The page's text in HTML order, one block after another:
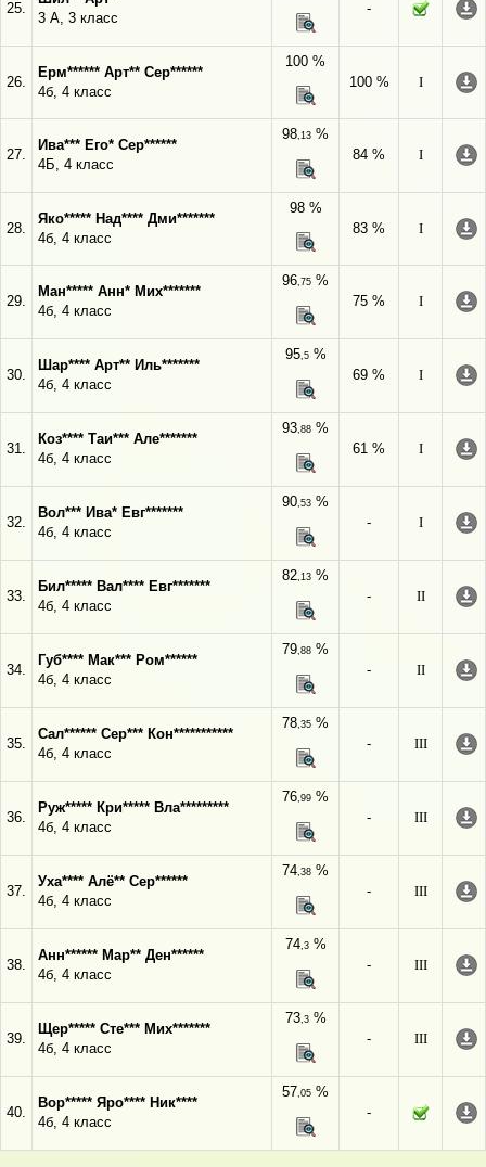
25.
3 А, 3 класс
-
26.
Ерм****** Арт** Сер******
4б, 4 класс
100 %
100 %
I
27.
Ива*** Его* Сер******
4Б, 4 класс
98,13 %
84 %
I
28.
Яко***** Над**** Дми*******
4б, 4 класс
98 %
83 %
I
29.
Ман***** Анн* Мих*******
4б, 4 класс
96,75 %
75 %
I
30.
Шар**** Арт** Иль*******
4б, 4 класс
95,5%
69 %
I
31.
Коз**** Таи*** Але*******
4б, 4 класс
93,88 %
61 %
I
32.
Вол*** Ива* Евг*******
4б, 4 класс
90,53 %
-
I
33.
Бил***** Вал**** Евг*******
4б, 4 класс
82,13 %
-
II
34.
Губ**** Мак*** Ром******
4б, 4 класс
79,88 %
-
II
35.
Сал****** Сер*** Кон***********
4б, 4 класс
78,35 %
-
III
36.
Руж***** Кри***** Вла*********
4б, 4 класс
76,99 %
-
III
37.
Уха**** Алё** Сер******
4б, 4 класс
74,38 %
-
III
38.
Анн****** Мар** Ден******
4б, 4 класс
74,3%
-
III
39.
Щер***** Сте*** Мих*******
4б, 4 класс
73,3%
-
III
40.
Вор***** Яро**** Ник****
4б, 4 класс
57,05 %
-